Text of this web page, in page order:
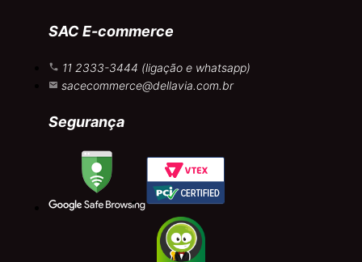
SAC E-commerce
11 2333-3444 (ligação e whatsapp)
sacecommerce@dellavia.com.br
Segurança